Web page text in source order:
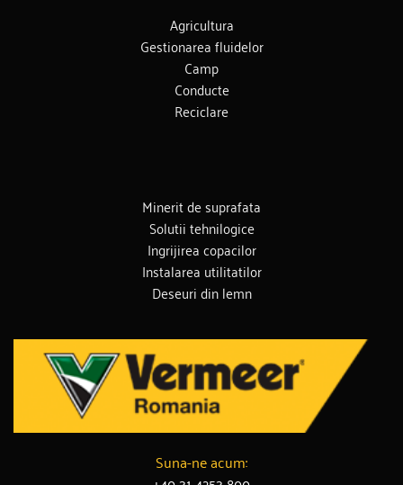
Agricultura
Gestionarea fluidelor
Camp
Conducte
Reciclare
Minerit de suprafata
Solutii tehnilogice
Ingrijirea copacilor
Instalarea utilitatilor
Deseuri din lemn
Suna-ne acum: